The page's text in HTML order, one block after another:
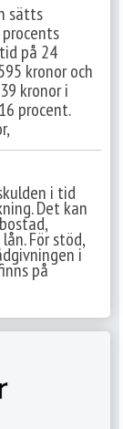
sätts
på 24
kronor och
kronor i
procent.
i tid
Det kan
För stöd,
i
på